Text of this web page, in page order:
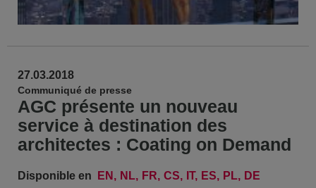
27.03.2018
Communiqué de presse
AGC présente un nouveau
service à destination des
architectes : Coating on Demand
Disponible en EN NL FR CS IT ES PL DE